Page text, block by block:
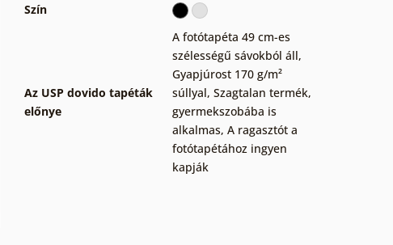
Szín
Az USP dovido tapéták
előnye
A fotótapéta 49 cm-es
szélességű sávokból áll,
Gyapjúrost 170 g/m²
súllyal, Szagtalan termék,
gyermekszobába is
alkalmas, A ragasztót a
fotótapétához ingyen
kapják